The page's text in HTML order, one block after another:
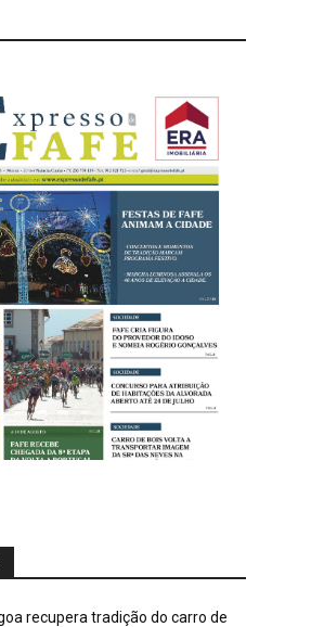
recupera tradição do carro de